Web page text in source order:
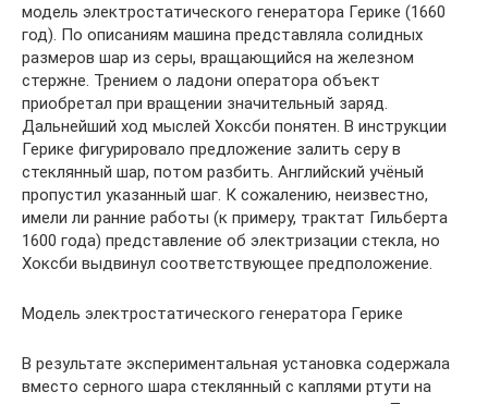
модель электростатического генератора Герике (1660
год). По описаниям машина представляла солидных
размеров шар из серы, вращающийся на железном
стержне. Трением о ладони оператора объект
приобретал при вращении значительный заряд.
Дальнейший ход мыслей Хоксби понятен. В инструкции
Герике фигурировало предложение залить серу в
стеклянный шар, потом разбить. Английский учёный
пропустил указанный шаг. К сожалению, неизвестно,
имели ли ранние работы (к примеру, трактат Гильберта
1600 года) представление об электризации стекла, но
Хоксби выдвинул соответствующее предположение.
Модель электростатического генератора Герике
В результате экспериментальная установка содержала
вместо серного шара стеклянный с каплями ртути на